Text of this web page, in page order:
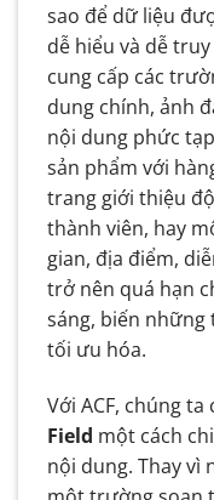
sao để dữ liệu
dễ hiểu và dễ
cung cấp các
dung chính, ảnh
nội dung phức
sản phẩm với
trang giới thiệu
thành viên, hay
gian, địa điểm,
trở nên quá hạn
sáng, biến
tối ưu hóa.
Với ACF, chúng
Field một cách
nội dung. Thay vì